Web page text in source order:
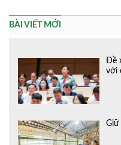
BÀI VIẾT MỚI
Đề
với
Giữ